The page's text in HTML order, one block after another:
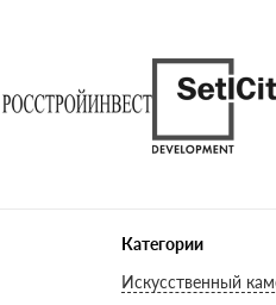
Категории
Искусственный